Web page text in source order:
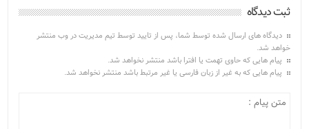
ثبت دیدگاه
دیدگاه های ارسال شده توسط شما، پس از تایید توسط تیم مدیریت در وب منتشر
خواهد شد.
پیام هایی که حاوی تهمت یا افترا باشد منتشر نخواهد شد.
پیام هایی که به غیر از زبان فارسی یا غیر مرتبط باشد منتشر نخواهد شد.